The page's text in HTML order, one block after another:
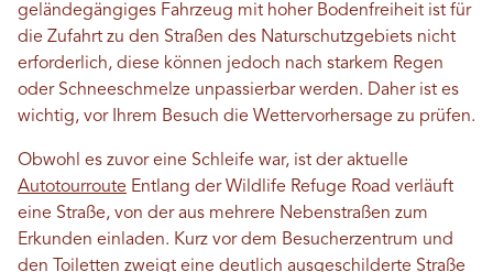
geländegängiges Fahrzeug mit hoher Bodenfreiheit ist für
die Zufahrt zu den Straßen des Naturschutzgebiets nicht
erforderlich, diese können jedoch nach starkem Regen
oder Schneeschmelze unpassierbar werden. Daher ist es
wichtig, vor Ihrem Besuch die Wettervorhersage zu prüfen.
Obwohl es zuvor eine Schleife war, ist der aktuelle
Autotourroute Entlang der Wildlife Refuge Road verläuft
eine Straße, von der aus mehrere Nebenstraßen zum
Erkunden einladen. Kurz vor dem Besucherzentrum und
den Toiletten zweigt eine deutlich ausgeschilderte Straße